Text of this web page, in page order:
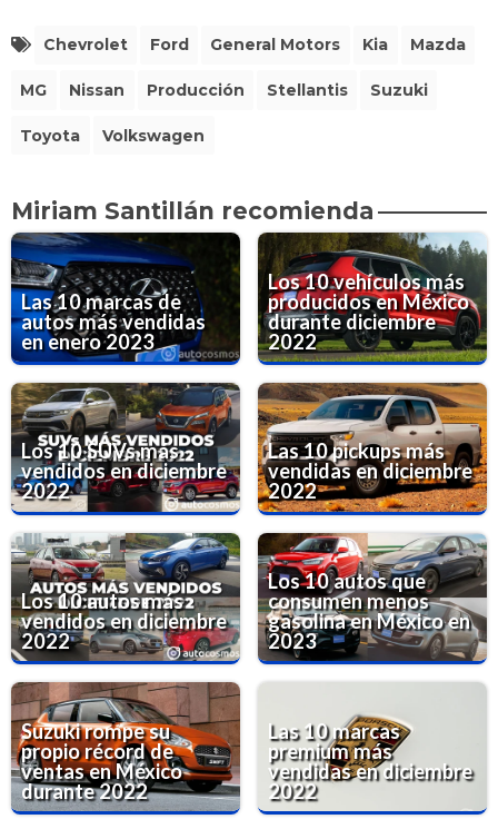
Chevrolet Ford General Motors Kia Mazda
MG Nissan Producción Stellantis Suzuki
Toyota Volkswagen
Miriam Santillán recomienda
Las 10 marcas de
autos más vendidas
en enero 2023
Los 10 vehículos más
producidos en México
durante diciembre
2022
Los 10 SUVs más
vendidos en diciembre
2022
Las 10 pickups más
vendidas en diciembre
2022
Los 10 autos más
vendidos en diciembre
2022
Los 10 autos que
consumen menos
gasolina en México en
2023
Suzuki rompe su
propio récord de
ventas en México
durante 2022
Las 10 marcas
premium más
vendidas en diciembre
2022